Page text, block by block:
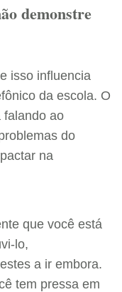
demonstre
isso influencia
da escola. O
falando ao
do
na
que você está
lo,
a ir embora.
tem pressa em